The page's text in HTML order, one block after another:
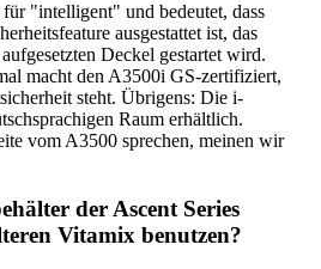
"intelligent" und bedeutet, dass
ausgestattet ist, das
Deckel gestartet wird.
macht den A3500i GS-zertifiziert,
steht. Übrigens: Die i-
Raum erhältlich.
vom A3500 sprechen, meinen wir
der Ascent Series
Vitamix benutzen?